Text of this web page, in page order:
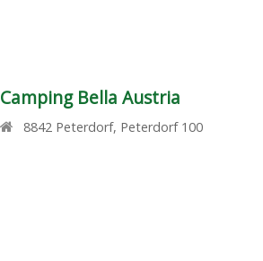
Camping Bella Austria
8842 Peterdorf, Peterdorf 100